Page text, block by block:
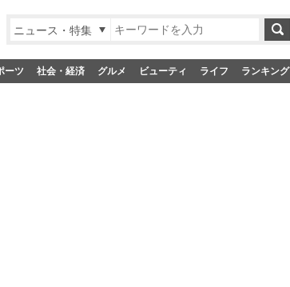
ニュース・特集
ーツ 社会・経済 グルメ ビューティ ライフ ランキング